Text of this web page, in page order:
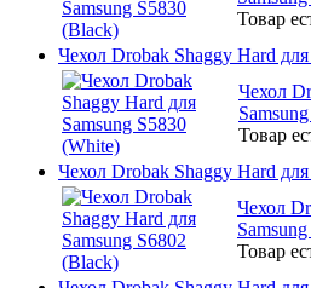
Товар
Чехол Drobak Shaggy Hard
Чехол
Товар
Чехол Drobak Shaggy Hard
Чехол
Товар